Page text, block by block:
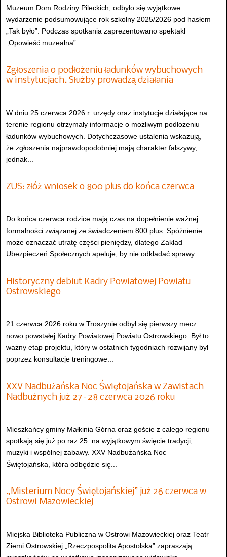
Muzeum Dom Rodziny Pileckich, odbyło się wyjątkowe
wydarzenie podsumowujące rok szkolny 2025/2026 pod hasłem
„Tak było”. Podczas spotkania zaprezentowano spektakl
„Opowieść muzealna”...
Zgłoszenia o podłożeniu ładunków wybuchowych
w instytucjach. Służby prowadzą działania
W dniu 25 czerwca 2026 r. urzędy oraz instytucje działające na
terenie regionu otrzymały informacje o możliwym podłożeniu
ładunków wybuchowych. Dotychczasowe ustalenia wskazują,
że zgłoszenia najprawdopodobniej mają charakter fałszywy,
jednak...
ZUS: złóż wniosek o 800 plus do końca czerwca
Do końca czerwca rodzice mają czas na dopełnienie ważnej
formalności związanej ze świadczeniem 800 plus. Spóźnienie
może oznaczać utratę części pieniędzy, dlatego Zakład
Ubezpieczeń Społecznych apeluje, by nie odkładać sprawy...
Historyczny debiut Kadry Powiatowej Powiatu
Ostrowskiego
21 czerwca 2026 roku w Troszynie odbył się pierwszy mecz
nowo powstałej Kadry Powiatowej Powiatu Ostrowskiego. Był to
ważny etap projektu, który w ostatnich tygodniach rozwijany był
poprzez konsultacje treningowe...
XXV Nadbużańska Noc Świętojańska w Zawistach
Nadbużnych już 27–28 czerwca 2026 roku
Mieszkańcy gminy Małkinia Górna oraz goście z całego regionu
spotkają się już po raz 25. na wyjątkowym święcie tradycji,
muzyki i wspólnej zabawy. XXV Nadbużańska Noc
Świętojańska, która odbędzie się...
„Misterium Nocy Świętojańskiej” już 26 czerwca w
Ostrowi Mazowieckiej
Miejska Biblioteka Publiczna w Ostrowi Mazowieckiej oraz Teatr
Ziemi Ostrowskiej „Rzeczpospolita Apostolska” zapraszają